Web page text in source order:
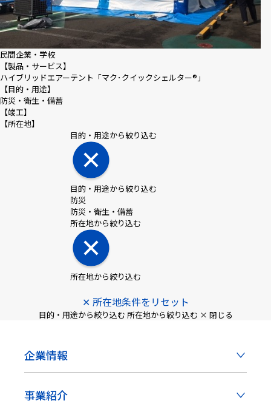
民間企業・学校
【製品・サービス】
ハイブリッドエアーテント「マク･クイックシェルター®｣
【目的・用途】
防災・衛生・備蓄
【竣工】
【所在地】
目的・用途から絞り込む
目的・用途から絞り込む
防災
防災・衛生・備蓄
所在地から絞り込む
所在地から絞り込む
✕ 所在地条件をリセット
目的・用途から絞り込む 所在地から絞り込む × 閉じる
企業情報
事業紹介